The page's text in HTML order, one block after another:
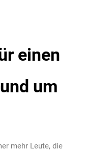
einen
um
mehr Leute, die